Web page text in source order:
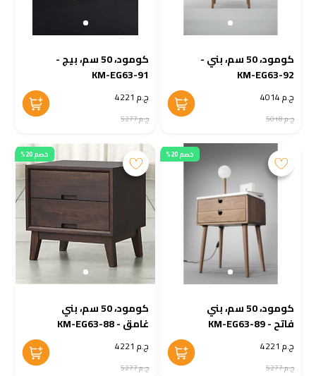
كومود، 50 سم، بني -
KM-EG63-92
ج.م 4014
ج.م 5018
كومود، 50 سم، بيج -
KM-EG63-91
ج.م 4221
ج.م 5277
خصم 20%
كومود، 50 سم، بني
فاتح - KM-EG63-89
ج.م 4221
ج.م 5277
خصم 20%
كومود، 50 سم، بني
غامق - KM-EG63-88
ج.م 4221
ج.م 5277